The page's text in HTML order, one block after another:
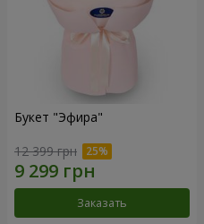
Букет "Эфира"
12 399 грн
Заказать